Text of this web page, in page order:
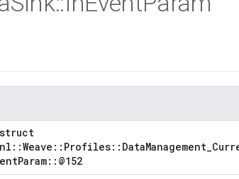
struct
entParam::@152